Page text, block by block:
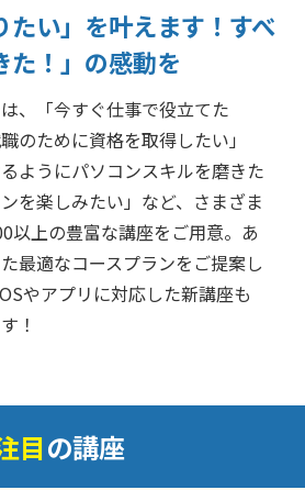
い」を叶えます！ すべ
た！」の感動を
、「今すぐ仕事で役立てた
のために資格を取得したい」
ようにパソコンスキルを磨きた
を楽しみたい」など、さまざま
以上の豊富な講座をご用意。あ
最適なコースプランをご提案し
やアプリに対応した新講座も
！
目の講座